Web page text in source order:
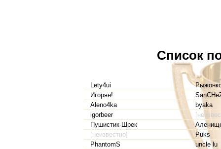
Список
Lety4ui
Игорян!
Aleno4ka
byaka
igorbeer
Пушистик-Шрек
[неизвестно]
Puks
PhantomS
uncle lu